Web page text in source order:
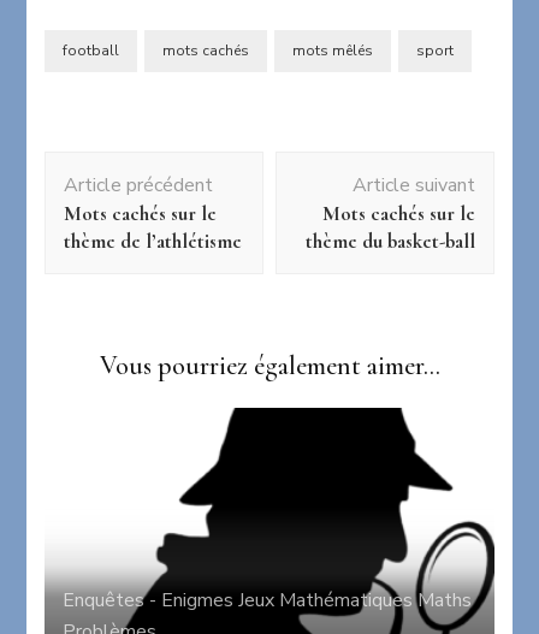
football mots cachés mots mêlés sport
d'article
Article précédent
Mots cachés sur le
thème de l’athlétisme
Article suivant
Mots cachés sur le
thème du basket-ball
Vous pourriez également aimer...
Enquêtes - Enigmes Jeux MathématiquesMaths